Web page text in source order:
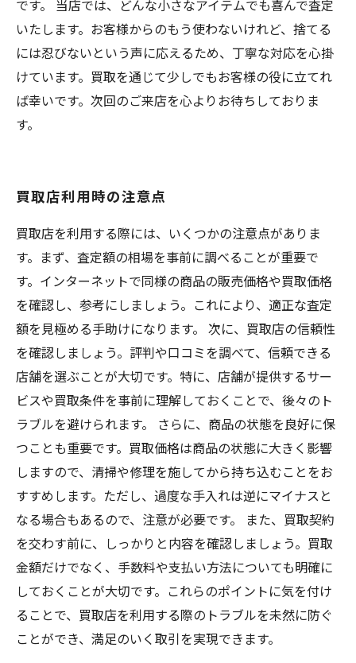
です。 当店では、どんな小さなアイテムでも喜んで査定
いたします。お客様からのもう使わないけれど、捨てる
には忍びないという声に応えるため、丁寧な対応を心掛
けています。買取を通じて少しでもお客様の役に立てれ
ば幸いです。次回のご来店を心よりお待ちしておりま
す。
買取店利用時の注意点
買取店を利用する際には、いくつかの注意点がありま
す。まず、査定額の相場を事前に調べることが重要で
す。インターネットで同様の商品の販売価格や買取価格
を確認し、参考にしましょう。これにより、適正な査定
額を見極める手助けになります。 次に、買取店の信頼性
を確認しましょう。評判や口コミを調べて、信頼できる
店舗を選ぶことが大切です。特に、店舗が提供するサー
ビスや買取条件を事前に理解しておくことで、後々のト
ラブルを避けられます。 さらに、商品の状態を良好に保
つことも重要です。買取価格は商品の状態に大きく影響
しますので、清掃や修理を施してから持ち込むことをお
すすめします。ただし、過度な手入れは逆にマイナスと
なる場合もあるので、注意が必要です。 また、買取契約
を交わす前に、しっかりと内容を確認しましょう。買取
金額だけでなく、手数料や支払い方法についても明確に
しておくことが大切です。これらのポイントに気を付け
ることで、買取店を利用する際のトラブルを未然に防ぐ
ことができ、満足のいく取引を実現できます。